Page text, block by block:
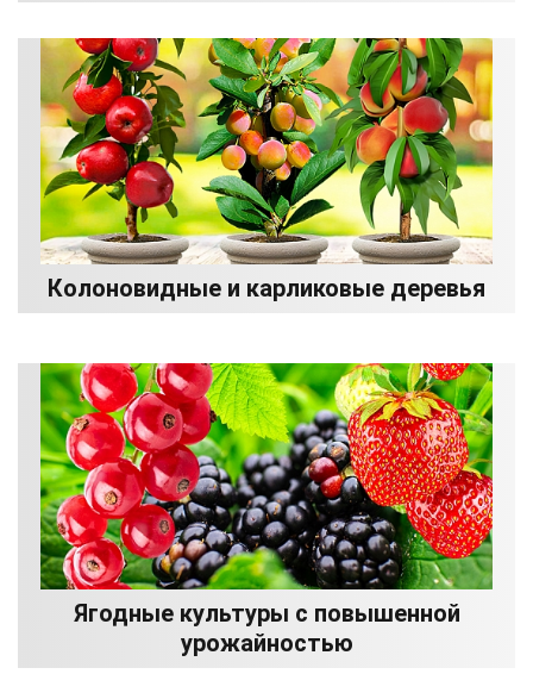
Колоновидные и карликовые деревья
Ягодные культуры с повышенной
урожайностью